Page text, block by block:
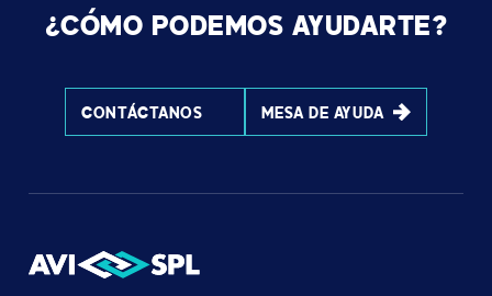
¿CÓMO PODEMOS AYUDARTE?
CONTÁCTANOS MESA DE AYUDA